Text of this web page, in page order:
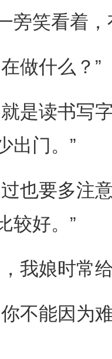
旁笑看着
做什么？”
读书写字
出门。”
要多注意
较好。”
娘时常给
能因为难